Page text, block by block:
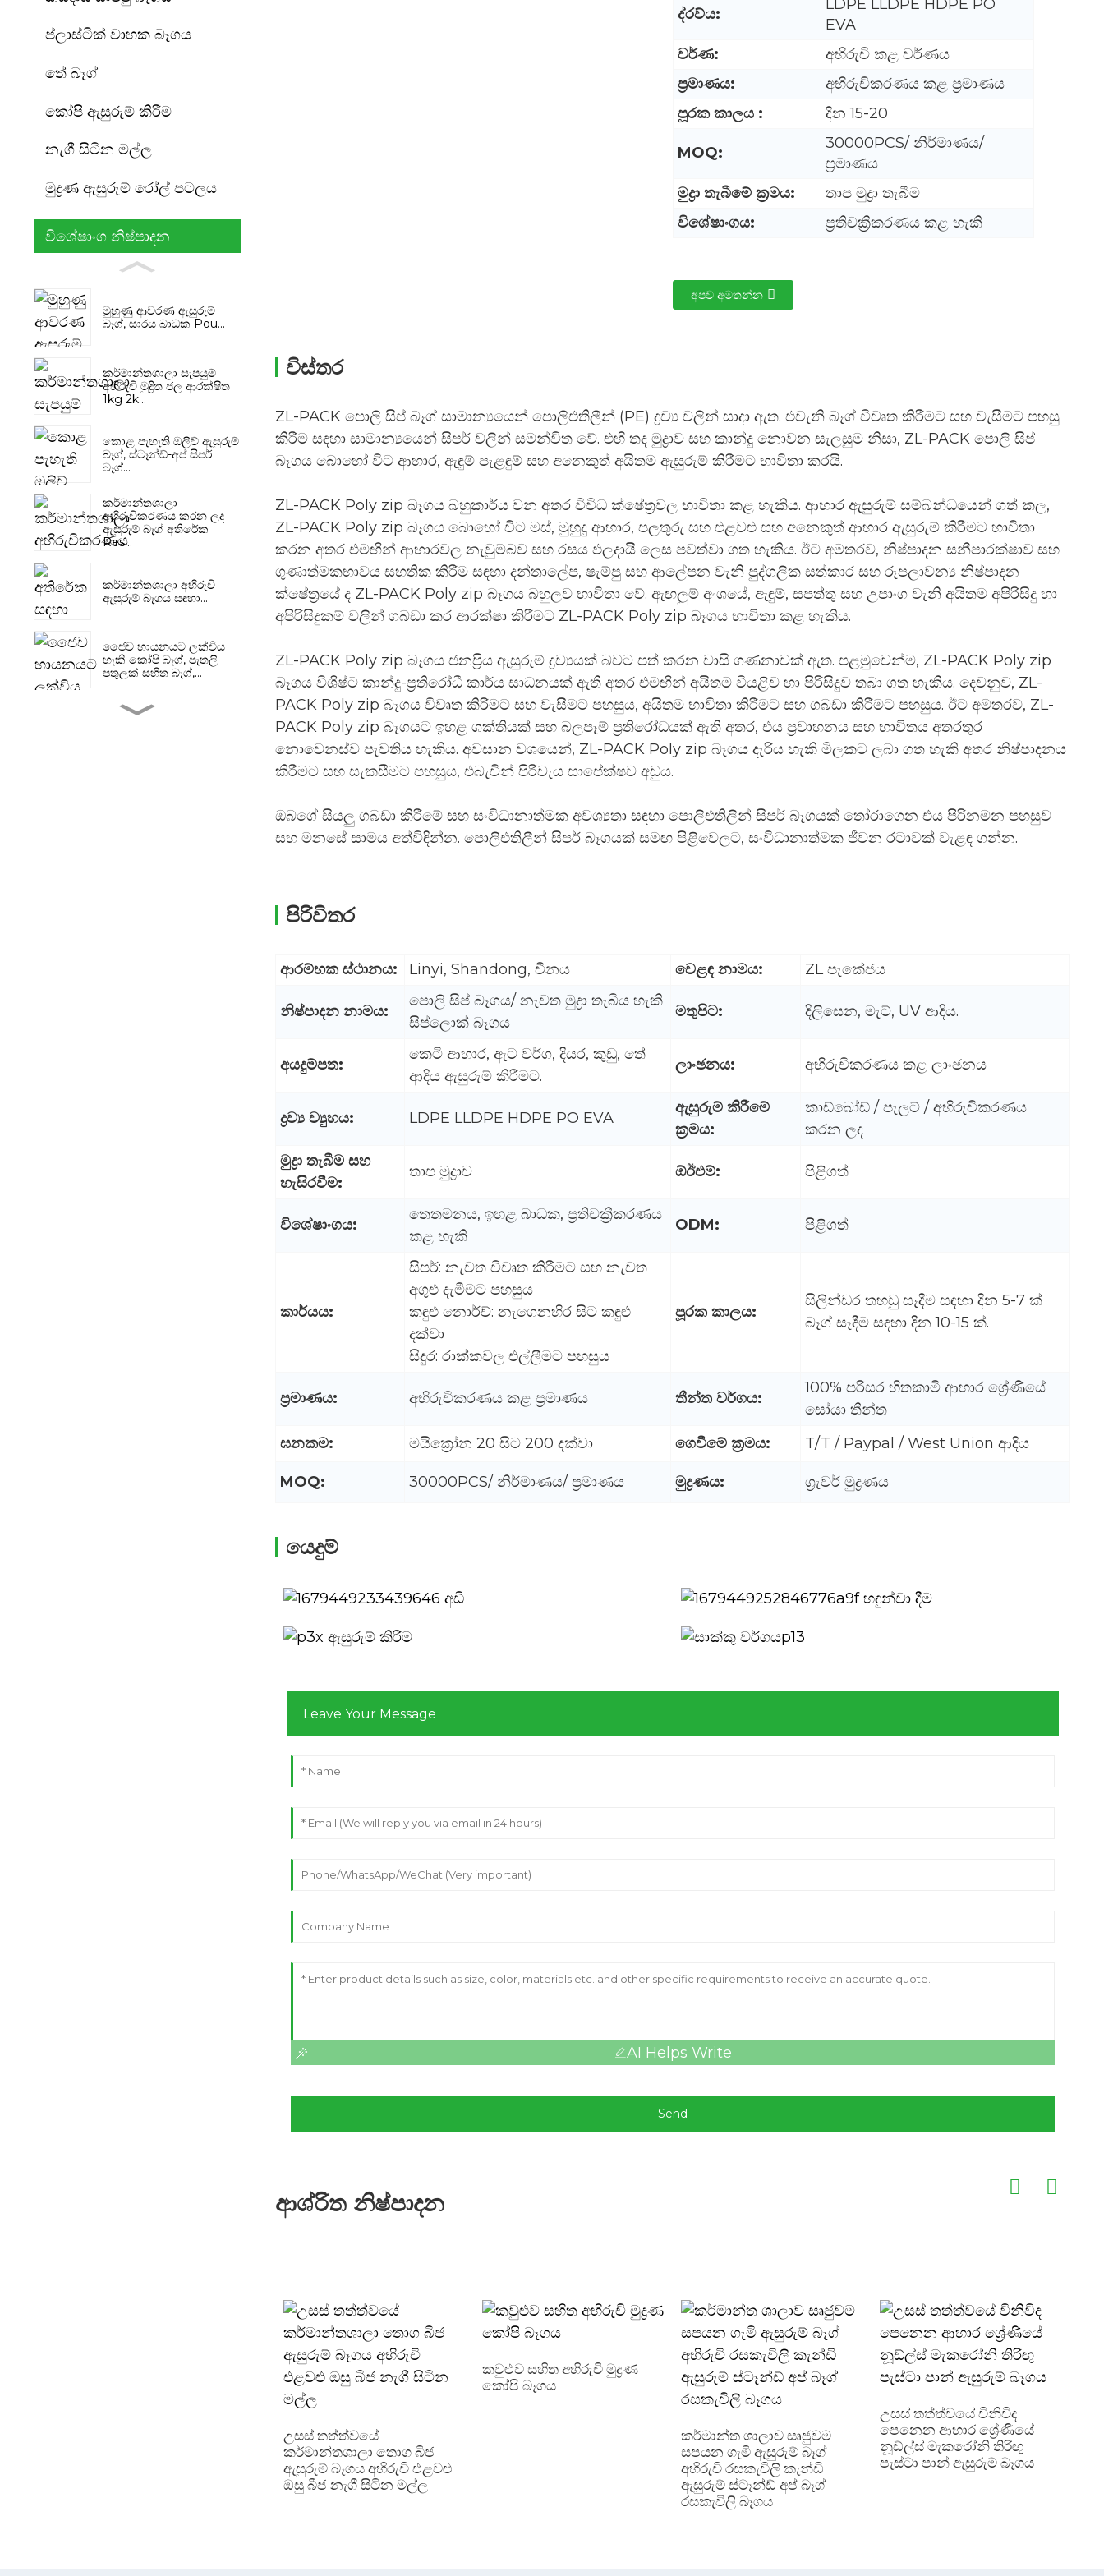
ප්ලාස්ටික් වාහක බෑගය
තේ බෑග්
කෝපි ඇසුරුම් කිරීම
නැගී සිටින මල්ල
මුද්‍රණ ඇසුරුම් රෝල් පටලය
විශේෂාංග නිෂ්පාදන
මුහුණු ආවරණ ඇසුරුම්
බෑග්, සාරය බාධක Pou...
කර්මාන්තශාලා සැපයුම්
අභිරුචි මුද්‍රිත ජල ආරක්ෂිත
1kg 2k...
කොළ පැහැති ඔලිව් ඇසුරුම්
බෑග්, ස්ටෑන්ඩ්-අප් සිපර්
බෑග්...
කර්මාන්තශාලා
අභිරුචිකරණය කරන ලද
ඇසුරුම් බෑග් අතිරේක
Res...
කර්මාන්තශාලා අභිරුචි
ඇසුරුම් බෑගය සඳහා...
ජෛව හායනයට ලක්විය
හැකි කෝපි බෑග්, පැතලි
පතුලක් සහිත බෑග්,...
ද්රව්ය:
LDPE LLDPE HDPE PO
EVA
වර්ණ:
අභිරුචි කළ වර්ණය
ප්‍රමාණය:
අභිරුචිකරණය කළ ප්‍රමාණය
පූරක කාලය :
දින 15-20
MOQ:
30000PCS/ නිර්මාණය/
ප්‍රමාණය
මුද්‍රා තැබීමේ ක්‍රමය:
තාප මුද්‍රා තැබීම
විශේෂාංගය:
ප්‍රතිචක්‍රීකරණය කළ හැකි
අපව අමතන්න
විස්තර
ZL-PACK පොලි සිප් බෑග් සාමාන්‍යයෙන් පොලිඑතිලීන් (PE) ද්‍රව්‍ය වලින් සාදා ඇත. එවැනි බෑග් විවෘත කිරීමට සහ වැසීමට පහසු
කිරීම සඳහා සාමාන්‍යයෙන් සිපර් වලින් සමන්විත වේ. එහි තද මුද්‍රාව සහ කාන්දු නොවන සැලසුම නිසා, ZL-PACK පොලි සිප්
බෑගය බොහෝ විට ආහාර, ඇඳුම් පැළඳුම් සහ අනෙකුත් අයිතම ඇසුරුම් කිරීමට භාවිතා කරයි.
ZL-PACK Poly zip බෑගය බහුකාර්ය වන අතර විවිධ ක්ෂේත්‍රවල භාවිතා කළ හැකිය. ආහාර ඇසුරුම් සම්බන්ධයෙන් ගත් කල,
ZL-PACK Poly zip බෑගය බොහෝ විට මස්, මුහුදු ආහාර, පලතුරු සහ එළවළු සහ අනෙකුත් ආහාර ඇසුරුම් කිරීමට භාවිතා
කරන අතර එමඟින් ආහාරවල නැවුම්බව සහ රසය ඵලදායී ලෙස පවත්වා ගත හැකිය. ඊට අමතරව, නිෂ්පාදන සනීපාරක්ෂාව සහ
ගුණාත්මකභාවය සහතික කිරීම සඳහා දන්තාලේප, ෂැම්පු සහ ආලේපන වැනි පුද්ගලික සත්කාර සහ රූපලාවන්‍ය නිෂ්පාදන
ක්ෂේත්‍රයේ ද ZL-PACK Poly zip බෑගය බහුලව භාවිතා වේ. ඇඟලුම් අංශයේ, ඇඳුම්, සපත්තු සහ උපාංග වැනි අයිතම අපිරිසිදු හා
අපිරිසිදුකම් වලින් ගබඩා කර ආරක්ෂා කිරීමට ZL-PACK Poly zip බෑගය භාවිතා කළ හැකිය.
ZL-PACK Poly zip බෑගය ජනප්‍රිය ඇසුරුම් ද්‍රව්‍යයක් බවට පත් කරන වාසි ගණනාවක් ඇත. පළමුවෙන්ම, ZL-PACK Poly zip
බෑගය විශිෂ්ට කාන්දු-ප්‍රතිරෝධී කාර්ය සාධනයක් ඇති අතර එමඟින් අයිතම වියළිව හා පිරිසිදුව තබා ගත හැකිය. දෙවනුව, ZL-
PACK Poly zip බෑගය විවෘත කිරීමට සහ වැසීමට පහසුය, අයිතම භාවිතා කිරීමට සහ ගබඩා කිරීමට පහසුය. ඊට අමතරව, ZL-
PACK Poly zip බෑගයට ඉහළ ශක්තියක් සහ බලපෑම් ප්‍රතිරෝධයක් ඇති අතර, එය ප්‍රවාහනය සහ භාවිතය අතරතුර
නොවෙනස්ව පැවතිය හැකිය. අවසාන වශයෙන්, ZL-PACK Poly zip බෑගය දැරිය හැකි මිලකට ලබා ගත හැකි අතර නිෂ්පාදනය
කිරීමට සහ සැකසීමට පහසුය, එබැවින් පිරිවැය සාපේක්ෂව අඩුය.
ඔබගේ සියලු ගබඩා කිරීමේ සහ සංවිධානාත්මක අවශ්‍යතා සඳහා පොලිඑතිලීන් සිපර් බෑගයක් තෝරාගෙන එය පිරිනමන පහසුව
සහ මනසේ සාමය අත්විඳින්න. පොලිඑතිලීන් සිපර් බෑගයක් සමඟ පිළිවෙලට, සංවිධානාත්මක ජීවන රටාවක් වැළඳ ගන්න.
පිරිවිතර
ආරම්භක ස්ථානය: Linyi, Shandong, චීනය වෙළඳ නාමය: ZL පැකේජය
නිෂ්පාදන නාමය:
පොලි සිප් බෑගය/ නැවත මුද්‍රා තැබිය හැකි
සිප්ලොක් බෑගය
මතුපිට: දිලිසෙන, මැට්, UV ආදිය.
අයදුම්පත:
කෙටි ආහාර, ඇට වර්ග, දියර, කුඩු, තේ
ආදිය ඇසුරුම් කිරීමට.
ලාංඡනය: අභිරුචිකරණය කළ ලාංඡනය
ද්‍රව්‍ය ව්‍යුහය: LDPE LLDPE HDPE PO EVA
ඇසුරුම් කිරීමේ
ක්‍රමය:
කාඩ්බෝඩ් / පැලට් / අභිරුචිකරණය
කරන ලද
මුද්‍රා තැබීම සහ
හැසිරවීම:
තාප මුද්‍රාව ඕඊඑම්: පිළිගත්
විශේෂාංගය:
තෙතමනය, ඉහළ බාධක, ප්‍රතිචක්‍රීකරණය
කළ හැකි
ODM: පිළිගත්
කාර්යය:
සිපර්: නැවත විවෘත කිරීමට සහ නැවත
අගුළු දැමීමට පහසුය
කඳුළු නොර්ච්: නැගෙනහිර සිට කඳුළු
දක්වා
සිදුර: රාක්කවල එල්ලීමට පහසුය
පූරක කාලය:
සිලින්ඩර තහඩු සෑදීම සඳහා දින 5-7 ක්
බෑග් සෑදීම සඳහා දින 10-15 ක්.
ප්‍රමාණය: අභිරුචිකරණය කළ ප්‍රමාණය තීන්ත වර්ගය:
100% පරිසර හිතකාමී ආහාර ශ්‍රේණියේ
සෝයා තීන්ත
ඝනකම:
මයික්‍රෝන 20 සිට 200 දක්වා ගෙවීමේ ක්‍රමය: T/T / Paypal / West Union ආදිය
MOQ: 30000PCS/ නිර්මාණය/ ප්‍රමාණය මුද්‍රණය: ග්‍රැවර් මුද්‍රණය
යෙදුම්
Leave Your Message
AI Helps Write
Send
ආශ්රිත නිෂ්පාදන
උසස් තත්ත්වයේ
කර්මාන්තශාලා තොග බීජ
ඇසුරුම් බෑගය අභිරුචි එළවළු
ඔසු බීජ නැගී සිටින මල්ල
කවුළුව සහිත අභිරුචි මුද්‍රණ
කෝපි බෑගය
කර්මාන්ත ශාලාව සෘජුවම
සපයන ගැමි ඇසුරුම් බෑග්
අභිරුචි රසකැවිලි කැන්ඩි
ඇසුරුම් ස්ටෑන්ඩ් අප් බෑග්
රසකැවිලි බෑගය
උසස් තත්ත්වයේ විනිවිද
පෙනෙන ආහාර ශ්‍රේණියේ
නූඩ්ල්ස් මැකරෝනි තිරිඟු
පැස්ටා පාන් ඇසුරුම් බෑගය